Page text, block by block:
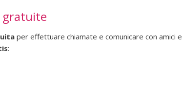
gratuite
per effettuare chiamate e comunicare con amici e
: